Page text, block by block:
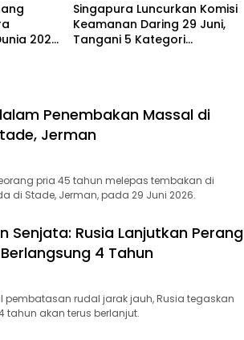
2026
Singapura Luncurkan Komisi
Keamanan Daring 29 Juni,
Tangani 5 Kategori
Penembakan Massal di
Jerman
pria 45 tahun melepas tembakan di
di Stade, Jerman, pada 29 Juni 2026.
Senjata: Rusia Lanjutkan Perang
4 Tahun
pembatasan rudal jarak jauh, Rusia tegaskan
akan terus berlanjut.